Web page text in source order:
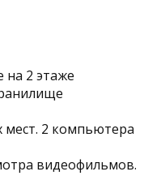
2 этаже
мест. 2 компьютера
видеофильмов.